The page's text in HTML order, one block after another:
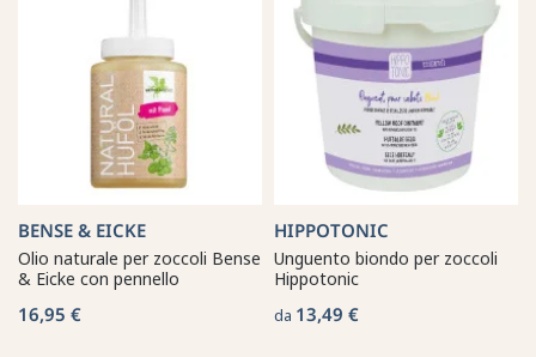
BENSE & EICKE
Olio naturale per zoccoli Bense
& Eicke con pennello
16,95 €
HIPPOTONIC
Unguento biondo per zoccoli
Hippotonic
da 13,49 €